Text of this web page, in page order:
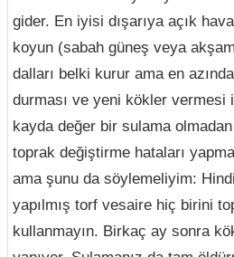
gider. En iyisi dışarıya açık
koyun (sabah güneş veya
dalları belki kurur ama en
durması ve yeni kökler vermesi
kayda değer bir sulama
toprak değiştirme hataları
ama şunu da söylemeliyim:
yapılmış torf vesaire hiç birini
kullanmayın. Birkaç ay sonra